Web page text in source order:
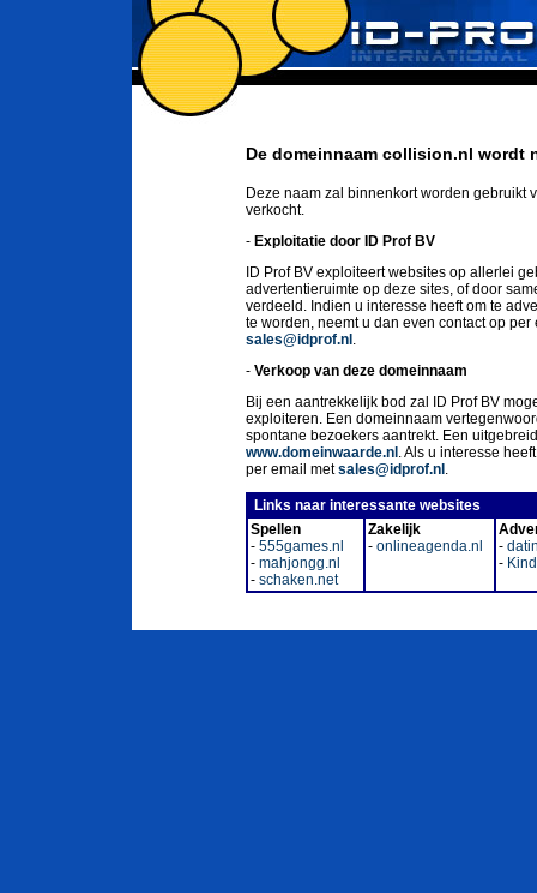
De domeinnaam collision.nl wordt
Deze naam zal binnenkort worden gebruikt
verkocht.
- Exploitatie door ID Prof BV
ID Prof BV exploiteert websites op allerlei
advertentieruimte op deze sites, of door
verdeeld. Indien u interesse heeft om te
te worden, neemt u dan even contact op
sales@idprof.nl .
- Verkoop van deze domeinnaam
Bij een aantrekkelijk bod zal ID Prof BV
exploiteren. Een domeinnaam
spontane bezoekers aantrekt. Een
www.domeinwaarde.nl . Als u interesse
per email metsales@idprof.nl .
Links naar interessante websites
Spellen
- 555games.nl
- mahjongg.nl
- schaken.net
Zakelijk
- onlineagenda.nl
-
-